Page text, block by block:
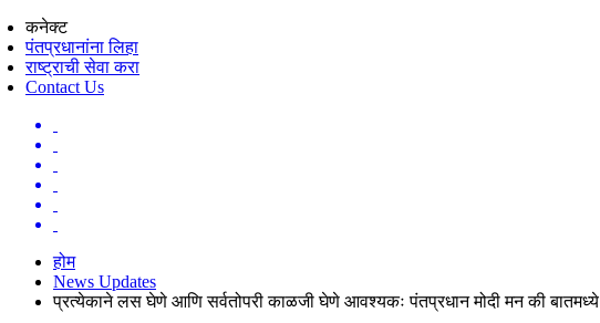
कनेक्ट
पंतप्रधानांना लिहा
राष्ट्राची सेवा करा
Contact Us
होम
News Updates
प्रत्येकाने लस घेणे आणि सर्वतोपरी काळजी घेणे आवश्यकः पंतप्रधान मोदी मन की बातमध्ये